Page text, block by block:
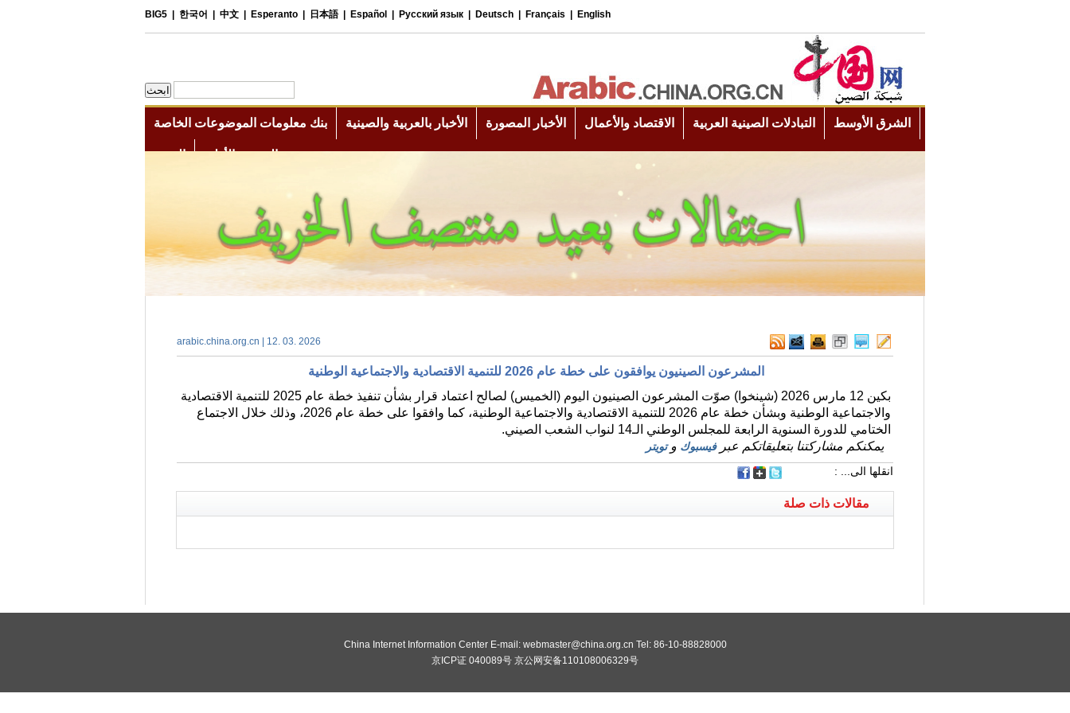
arabic.china.org.cn | 12. 03. 2026
المشرعون الصينيون يوافقون على خطة عام 2026 للتنمية الاقتصادية والاجتماعية الوطنية
بكين 12 مارس 2026 (شينخوا) صوّت المشرعون الصينيون اليوم (الخميس) لصالح اعتماد قرار بشأن تنفيذ خطة عام 2025 للتنمية الاقتصادية
والاجتماعية الوطنية وبشأن خطة عام 2026 للتنمية الاقتصادية والاجتماعية الوطنية، كما وافقوا على خطة عام 2026، وذلك خلال الاجتماع
الختامي للدورة السنوية الرابعة للمجلس الوطني الـ14 لنواب الشعب الصيني.
يمكنكم مشاركتنا بتعليقاتكم عبرفيسبوك وتويتر
انقلها الى... :
مقالات ذات صلة
China Internet Information Center E-mail: webmaster@china.org.cn Tel: 86-10-88828000
京ICP证 040089号 京公网安备110108006329号